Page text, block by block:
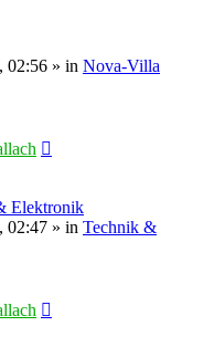
02:56 » in Nova-Villa
Elektronik
02:47 » in Technik &